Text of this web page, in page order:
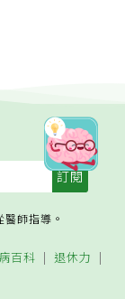
師指導。
百科
退休力